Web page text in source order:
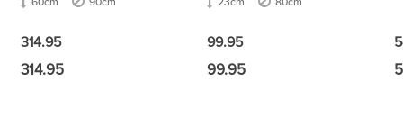
314.95
314.95
99.95
99.95